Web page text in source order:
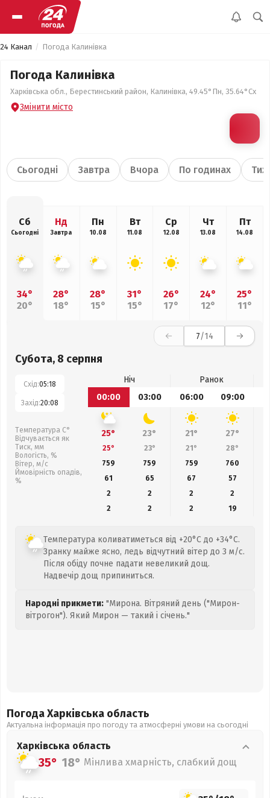
24 Канал Погода Калинівка
Погода Калинівка
Харківська обл., Берестинський район, Калинівка, 49.45°Пн, 35.64°Сх
Змінити місто
Сьогодні Завтра Вчора По годинах
Сб
Сьогодні
34°
20°
Нд
Завтра
28°
18°
Пн
10.08
28°
15°
Вт
11.08
31°
15°
Ср
12.08
26°
17°
Чт
13.08
24°
12°
Пт
14.08
25°
11°
7/14
Субота, 8 серпня
Схід:05:18
Захід:20:08
Температура С°
Відчувається як
Тиск, мм
Вологість, %
Вітер, м/с
Ймовірність опадів,
%
Ніч
Ранок
00:00
03:00 06:00 09:00
25° 23° 21° 27°
25° 23° 21° 28°
759
759 759 760
61
65 67 57
2
2 2
2
2
2 2 19
Температура коливатиметься від +20°C до +34°C.
Зранку майже ясно, ледь відчутний вітер до 3 м/с.
Після обіду почне падати невеликий дощ.
Надвечір дощ припиниться.
Народні прикмети: "Мирона. Вітряний день ("Мирон-
вітрогон"). Який Мирон — такий і січень."
Погода Харківська область
Актуальна інформація про погоду та атмосферні умови на сьогодні
Харківська область
35° 18° Мінлива хмарність, слабкий дощ